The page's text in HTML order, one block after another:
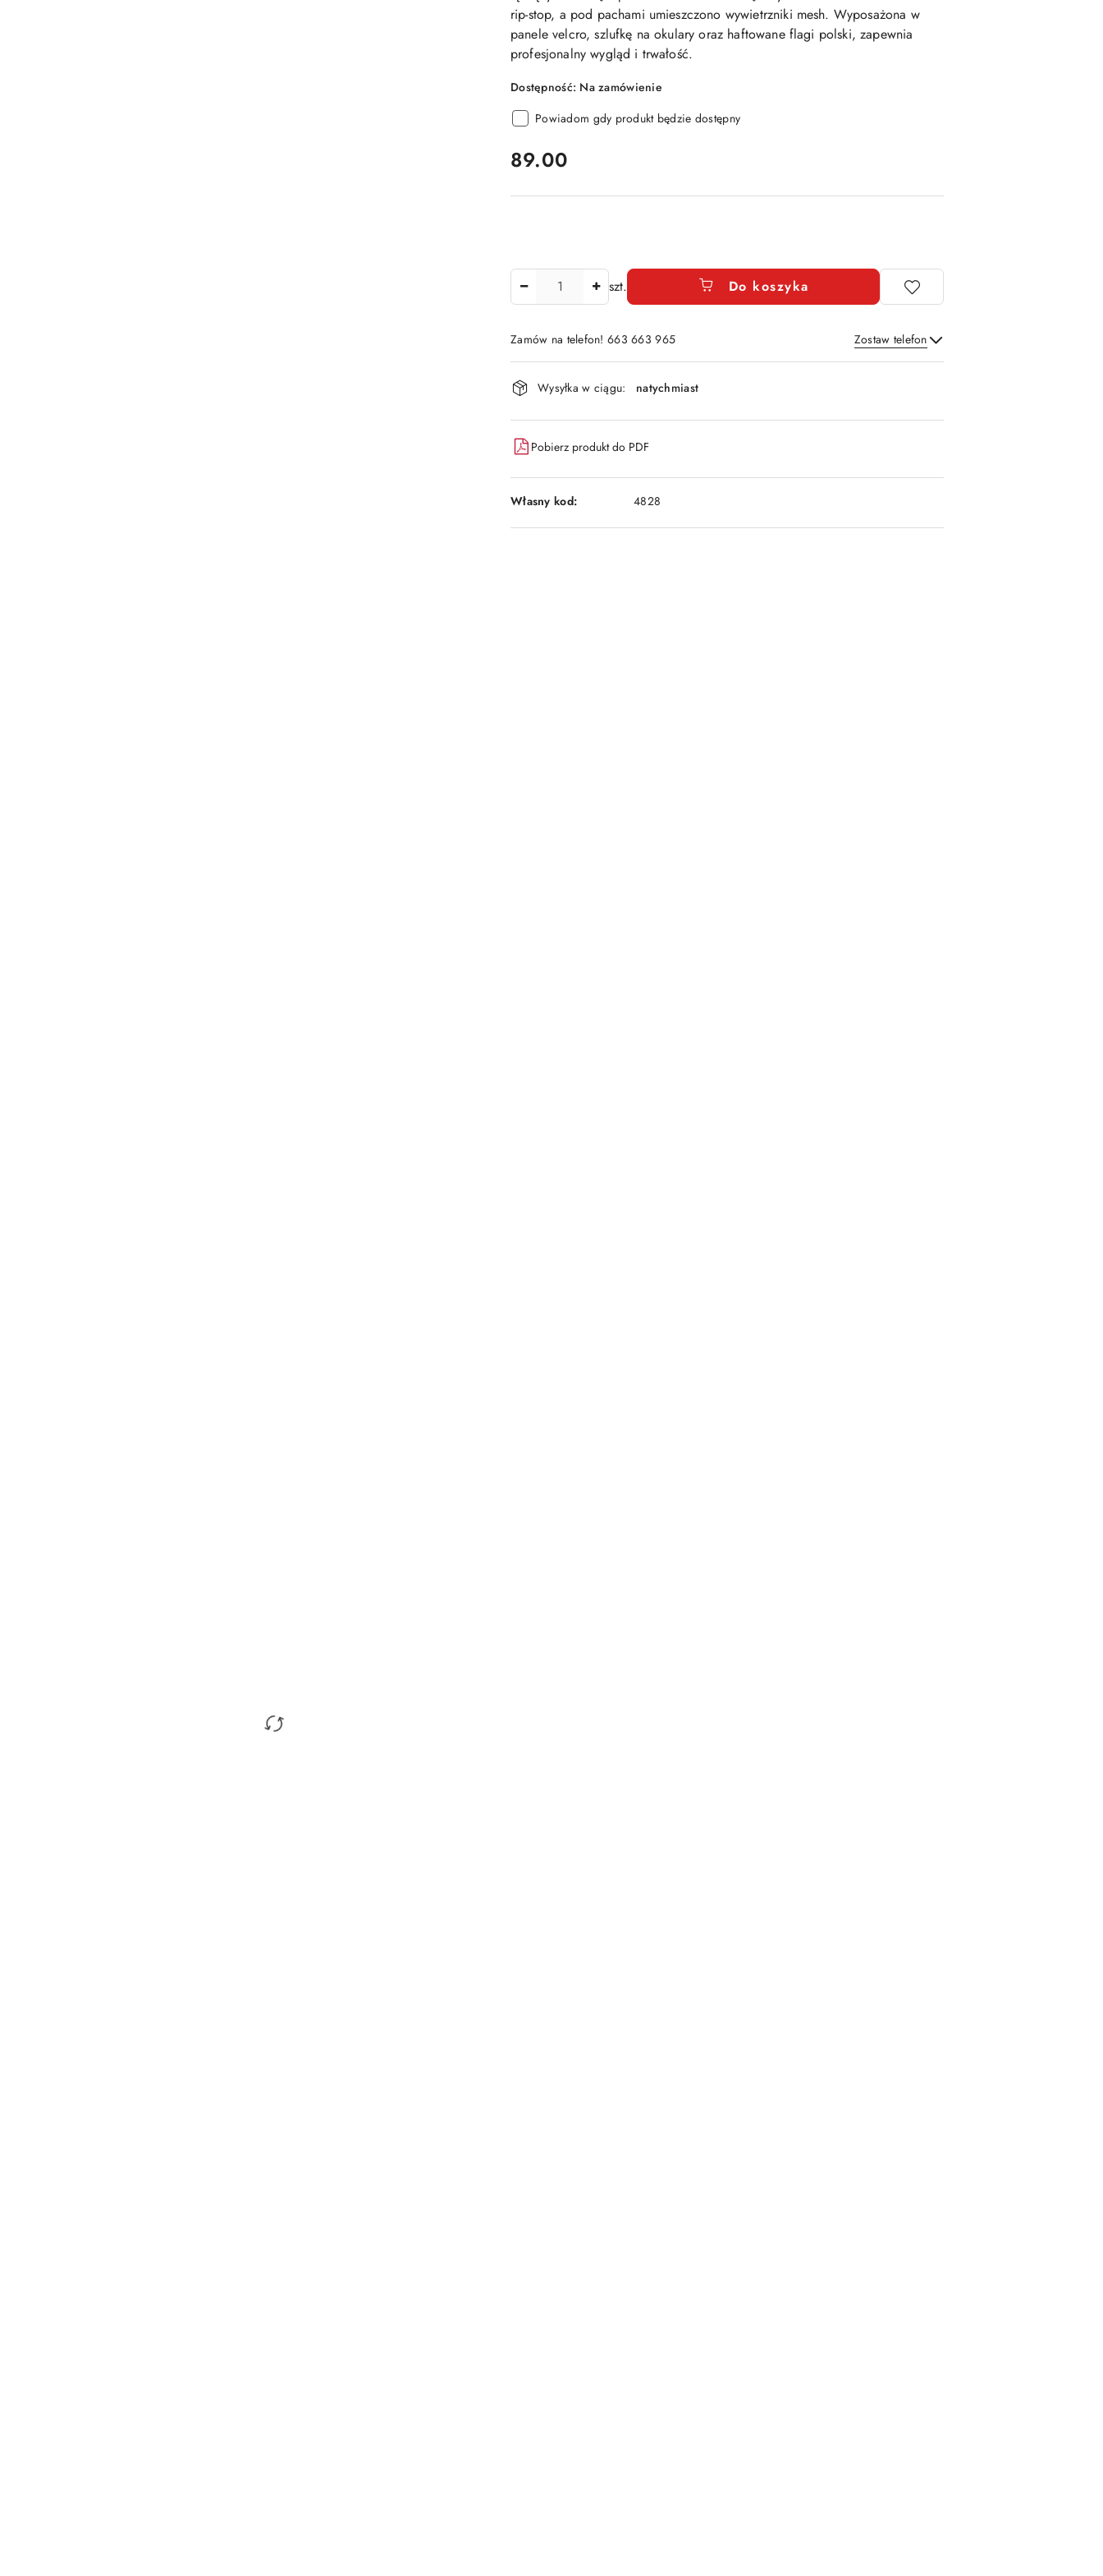
rip-stop, a pod pachami umieszczono wywietrzniki mesh. Wyposażona w
panele velcro, szlufkę na okulary oraz haftowane flagi polski, zapewnia
profesjonalny wygląd i trwałość.
Dostępność: Na zamówienie
Powiadom gdy produkt będzie dostępny
cena:
89.00
szt. Do koszyka
Zamów na telefon! 663 663 965 Zostaw telefon
Wyślij
Dostępność
i
dostawa
Wysyłka w ciągu: natychmiast
Pobierz produkt do PDF
Własny kod: 4828